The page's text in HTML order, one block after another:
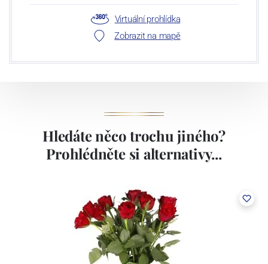
Virtuální prohlídka
Zobrazit na mapě
Hledáte něco trochu jiného?
Prohlédněte si alternativy...